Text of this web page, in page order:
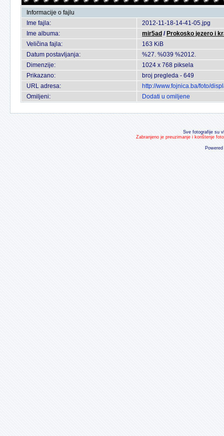
Informacije o fajlu
Ime fajla:
2012-11-18-14-41-05.jpg
Ime albuma:
mir5ad / Prokosko jezero i
Veličina fajla:
163 KiB
Datum postavljanja:
%27. %039 %2012.
Dimenzije:
1024 x 768 piksela
Prikazano:
broj pregleda - 649
URL adresa:
http://www.fojnica.ba/foto/
Omiljeni:
Dodati u omiljene
Sve fotografije su
Zabranjeno je preuzimanje i korištenje